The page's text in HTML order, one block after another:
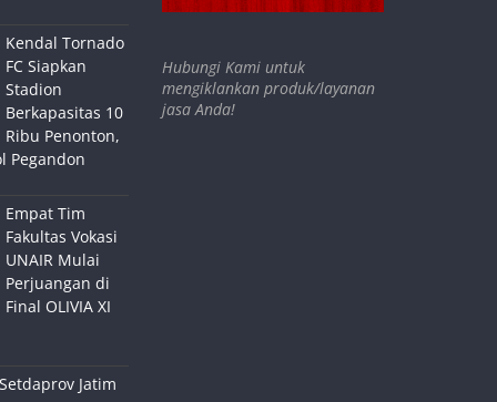
Kendal Tornado
FC Siapkan
Stadion
Berkapasitas 10
Ribu Penonton,
Pegandon
Empat Tim
Fakultas Vokasi
UNAIR Mulai
Perjuangan di
Final OLIVIA XI
Jatim
Hubungi Kami untuk
mengiklankan produk/layanan
jasa Anda!